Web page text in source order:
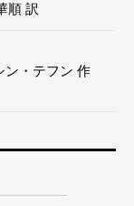
順 訳
ン・テフン 作